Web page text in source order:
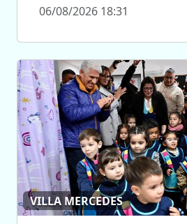
06/08/2026 18:31
VILLA MERCEDES